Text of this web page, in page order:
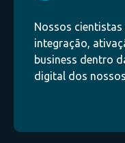
Nossos
integração,
business dentro
digital dos